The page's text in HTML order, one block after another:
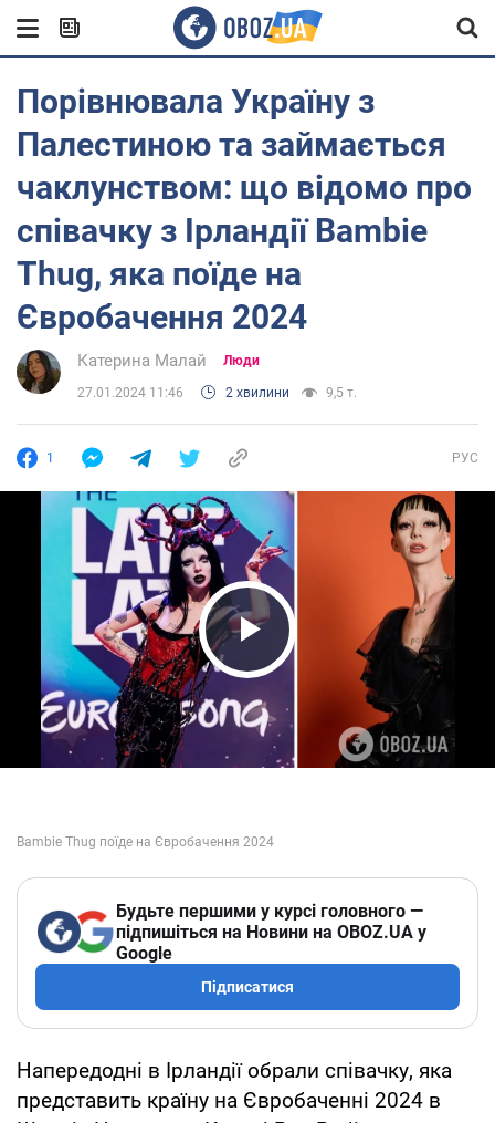
Порівнювала Україну з
Палестиною та займається
чаклунством: що відомо про
співачку з Ірландії Bambie
Thug, яка поїде на
Євробачення 2024
Катерина Малай Люди
27.01.2024 11:46 2 хвилини 9,5 т.
1 РУС
Play Video
Будьте першими у курсі головного —
підпишіться на Новини на OBOZ.UA у
Google
Підписатися
Напередодні в Ірландії обрали співачку, яка
представить країну на Євробаченні 2024 в